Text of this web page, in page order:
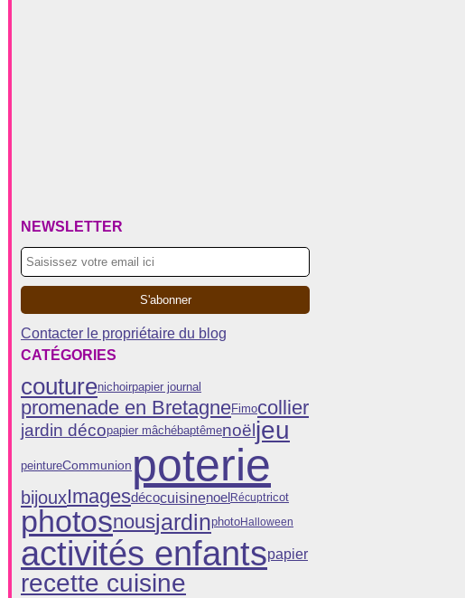
NEWSLETTER
Contacter le propriétaire du blog
CATÉGORIES
couturenichoirpapier journal
promenade en BretagneFimocollier
jardin décopapier mâchébaptêmenoëljeu
peintureCommunion poterie
bijouxImagesdécocuisinenoelRécuptricot
photosnousjardinphotoHalloween
activités enfantspapier
recette cuisine